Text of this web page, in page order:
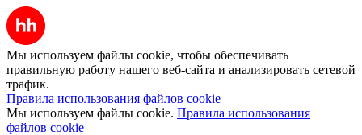
Мы используем файлы cookie, чтобы обеспечивать
правильную работу нашего веб-сайта и анализировать сетевой
трафик.
Правила использования файлов cookie
Мы используем файлы cookie. Правила использования
файлов cookie